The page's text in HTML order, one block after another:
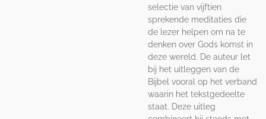
selectie van vijftien
sprekende meditaties die
de lezer helpen om na te
denken over Gods komst in
deze wereld. De auteur let
bij het uitleggen van de
Bijbel vooral op het verband
waarin het tekstgedeelte
staat. Deze uitleg